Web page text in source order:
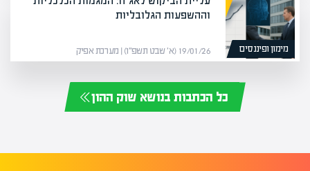
מימון ופיננסים
וההשפעות הגלובליות
19/01/26 (א׳ שבט תשפ״ו) | מערכת אפיק
כל הכתבות בנושא שוק ההון